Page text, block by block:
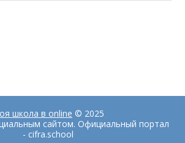
школа в online © 2025
сайтом. Официальный портал
- cifra.school